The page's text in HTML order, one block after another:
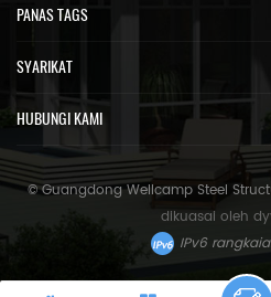
PANAS TAGS
SYARIKAT
HUBUNGI KAMI
© Guangdong Wellcamp Steel
dikuasai oleh
IPv6